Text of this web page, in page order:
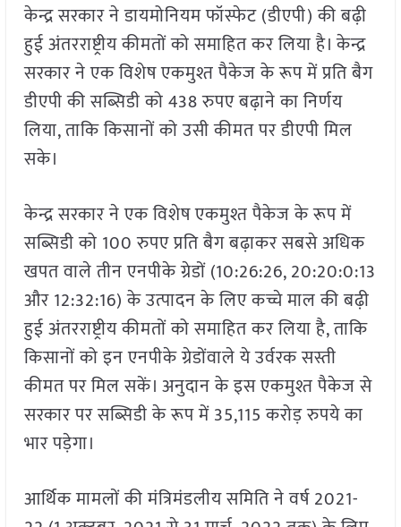
केन्द्र सरकार ने डायमोनियम फॉस्फेट (डीएपी) की बढ़ी
हुई अंतरराष्ट्रीय कीमतों को समाहित कर लिया है। केन्द्र
सरकार ने एक विशेष एकमुश्त पैकेज के रूप में प्रति बैग
डीएपी की सब्सिडी को 438 रुपए बढ़ाने का निर्णय
लिया, ताकि किसानों को उसी कीमत पर डीएपी मिल
सके।
केन्द्र सरकार ने एक विशेष एकमुश्त पैकेज के रूप में
सब्सिडी को 100 रुपए प्रति बैग बढ़ाकर सबसे अधिक
खपत वाले तीन एनपीके ग्रेडों (10:26:26, 20:20:0:13
और 12:32:16) के उत्पादन के लिए कच्चे माल की बढ़ी
हुई अंतरराष्ट्रीय कीमतों को समाहित कर लिया है, ताकि
किसानों को इन एनपीके ग्रेडोंवाले ये उर्वरक सस्ती
कीमत पर मिल सकें। अनुदान के इस एकमुश्त पैकेज से
सरकार पर सब्सिडी के रूप में 35,115 करोड़ रुपये का
भार पड़ेगा।
आर्थिक मामलों की मंत्रिमंडलीय समिति ने वर्ष 2021-